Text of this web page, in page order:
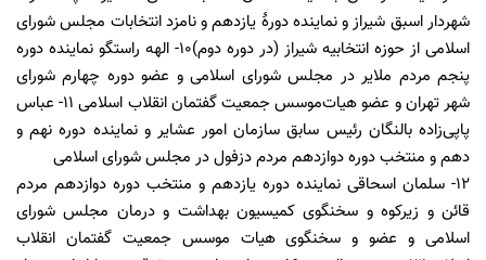
شهردار اسبق شیراز و نماینده دورهٔ یازدهم و نامزد انتخابات مجلس شورای
اسلامی از حوزه انتخابیه شیراز (در دوره دوم)۱۰- الهه راستگو نماینده دوره
پنجم مردم ملایر در مجلس شورای اسلامی و عضو دوره چهارم شورای
شهر تهران و عضو هیات‌موسس جمعیت گفتمان انقلاب اسلامی ۱۱- عباس
پاپی‌زاده بالنگان رئیس سابق سازمان امور عشایر و نماینده دوره نهم و
دهم و منتخب دوره دوازدهم مردم دزفول در مجلس شورای اسلامی
۱۲- سلمان اسحاقی نماینده دوره یازدهم و منتخب دوره دوازدهم مردم
قائن و زیرکوه و سخنگوی کمیسیون بهداشت و درمان مجلس شورای
اسلامی و عضو و سخنگوی هیات موسس جمعیت گفتمان انقلاب